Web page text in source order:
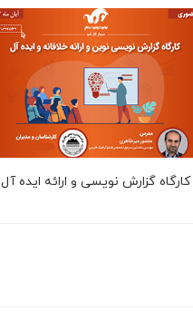
کارگاه گزارش نویسی و ارائه ایده آل